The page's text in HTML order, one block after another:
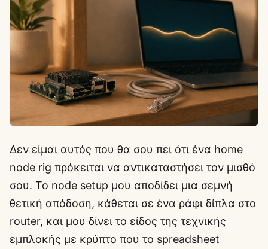
Δεν είμαι αυτός που θα σου πει ότι ένα home
node rig πρόκειται να αντικαταστήσει τον μισθό
σου. Το node setup μου αποδίδει μια σεμνή
θετική απόδοση, κάθεται σε ένα ράφι δίπλα στο
router, και μου δίνει το είδος της τεχνικής
εμπλοκής με κρύπτο που το spreadsheet